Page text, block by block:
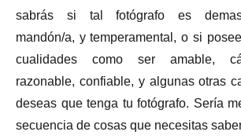
sabrás si tal fotógrafo es
mandón/a, y temperamental, o si
cualidades como ser amable,
razonable, confiable, y algunas otras
deseas que tenga tu fotógrafo. Sería
secuencia de cosas que necesitas